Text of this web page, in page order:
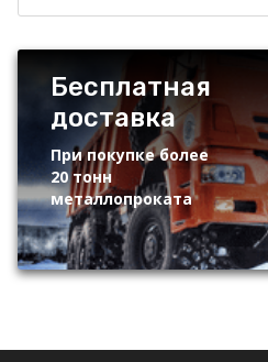
Бесплатная
доставка
При покупке более
20 тонн
металлопроката